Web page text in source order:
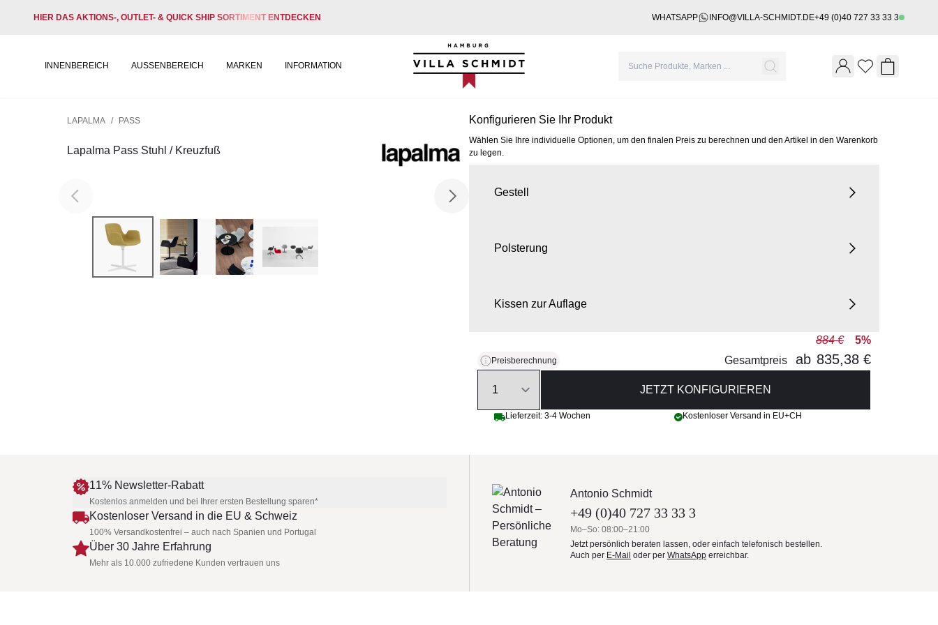
HIER DAS AKTIONS-, OUTLET- & QUICK SHIP SORTIMENT ENTDECKEN WHATSAPP INFO@VILLA-SCHMIDT.DE+49 (0)40 727 33 33 3
INNENBEREICH AUSSENBEREICH MARKEN INFORMATION
Villa Schmidt
Wishlist
LAPALMA / PASS
Lapalma Pass Stuhl / Kreuzfuß
Konfigurieren Sie Ihr Produkt
Wählen Sie Ihre individuelle Optionen, um den finalen Preis zu berechnen und den Artikel in den Warenkorb
zu legen.
Gestell
Polsterung
Kissen zur Auflage
Preisberechnung
884 €
5%
Gesamtpreis
ab 835,38 €
JETZT KONFIGURIEREN
Lieferzeit: 3-4 Wochen Kostenloser Versand in EU+CH
11% Newsletter-Rabatt
Kostenlos anmelden und bei Ihrer ersten Bestellung sparen*
Kostenloser Versand in die EU & Schweiz
100% Versandkostenfrei – auch nach Spanien und Portugal
Über 30 Jahre Erfahrung
Mehr als 10.000 zufriedene Kunden vertrauen uns
Antonio Schmidt
+49 (0)40 727 33 33 3
Mo–So: 08:00–21:00
Jetzt persönlich beraten lassen, oder einfach telefonisch bestellen.
Auch per E-Mail oder per WhatsApp erreichbar.